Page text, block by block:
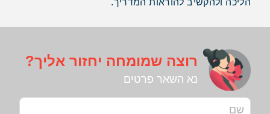
הליכה ולהקשיב להוראות המדריך.
רוצה שמומחה יחזור אליך?
נא השאר פרטים